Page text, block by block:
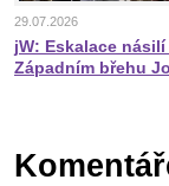
29.07.2026
jW: Eskalace násilí
Západním břehu